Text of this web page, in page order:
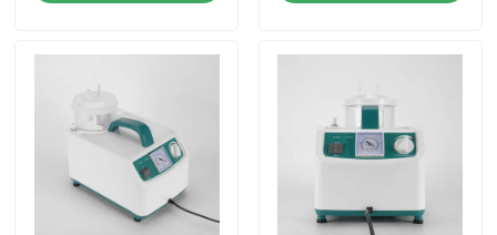
Medische Zuurstofconcentrator
de concentrator van de reiszuurstof